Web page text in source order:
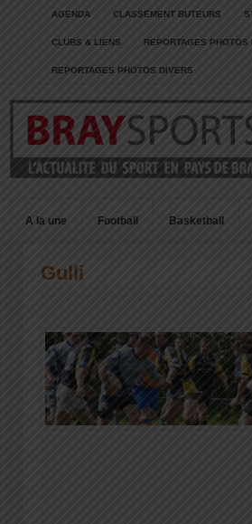
AGENDA CLASSEMENT BUTEURS
CLUBS & LIENS REPORTAGES PHOTOS
REPORTAGES PHOTOS DIVERS
A la une Football Basketball
Gulli